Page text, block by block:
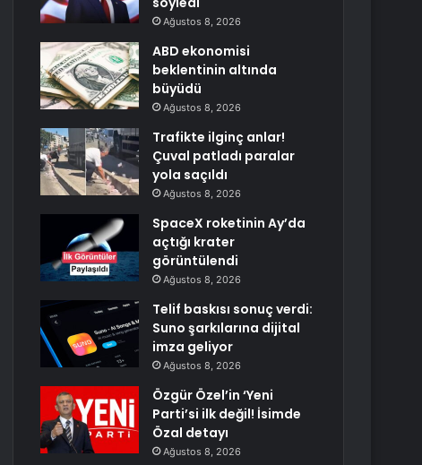
Ağustos 8, 2026
ABD ekonomisi
beklentinin altında
büyüdü
Ağustos 8, 2026
Trafikte ilginç anlar!
Çuval patladı paralar
yola saçıldı
Ağustos 8, 2026
SpaceX roketinin Ay’da
açtığı krater
görüntülendi
Ağustos 8, 2026
Telif baskısı sonuç verdi:
Suno şarkılarına dijital
imza geliyor
Ağustos 8, 2026
Özgür Özel’in ‘Yeni
Parti’si ilk değil! İsimde
Özal detayı
Ağustos 8, 2026